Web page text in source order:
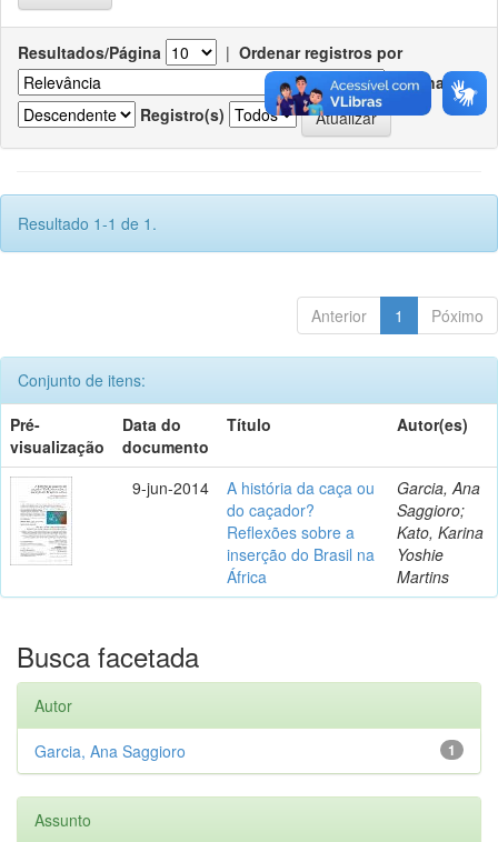
Resultados/Página | Ordenar registros por
Ordenar
Registro(s)
Resultado 1-1 de 1.
Anterior 1 Póximo
Conjunto de itens:
Pré-
visualização
Data do
documento
Título Autor(es)
9-jun-2014
A história da caça ou
do caçador?
Reflexões sobre a
inserção do Brasil na
África
Garcia, Ana
Saggioro;
Kato, Karina
Yoshie
Martins
Busca facetada
Autor
1
Garcia, Ana Saggioro
Assunto